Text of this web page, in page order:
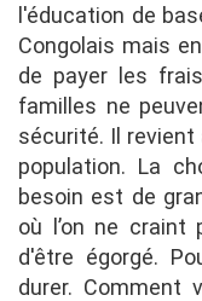
l'éducation de
Congolais mais
de payer les
familles ne
sécurité. Il revient
population. La
besoin est de
où l’on ne
d'être égorgé.
durer. Comment